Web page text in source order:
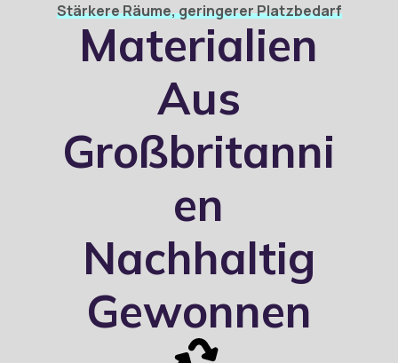
Stärkere Räume, geringerer Platzbedarf
Materialien
Aus
Großbritanni
En
Nachhaltig
Gewonnen